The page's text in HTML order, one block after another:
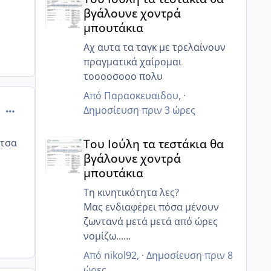
comment_841379
βγάλουνε χοντρά
μπουτάκια
Αχ αυτα τα ταγκ με τρελαίνουν
πραγματικά χαίρομαι
τοοοοσοοο πολυ
Από Παρασκευαιδου, ·
Δημοσίευση πριν 3 ώρες
Του Ιούλη τα τεστάκια θα
βγάλουνε χοντρά
μπουτάκια
Τη κινητικότητα λες?
Μας ενδιαφέρει πόσα μένουν
ζωντανά μετά μετά από ώρες
νομίζω...
Γιατί ο άντρας μου έχει 85%
κινητικότητα, αλλα 6 ώρες μετά
Από nikol92, · Δημοσίευση πριν 8